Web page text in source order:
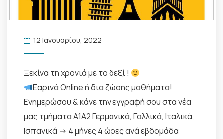
12 Ιανουαρίου, 2022
Ξεκίνα τη χρονιά με το δεξί !
Εαρινά Online ή δια ζώσης μαθήματα!
Ενημερώσου & κάνε την εγγραφή σου στα νέα
μας τμήματα A1A2 Γερμανικά, Γαλλικά, Ιταλικά,
Ισπανικά -> 4 μήνες 4 ώρες ανά εβδομάδα